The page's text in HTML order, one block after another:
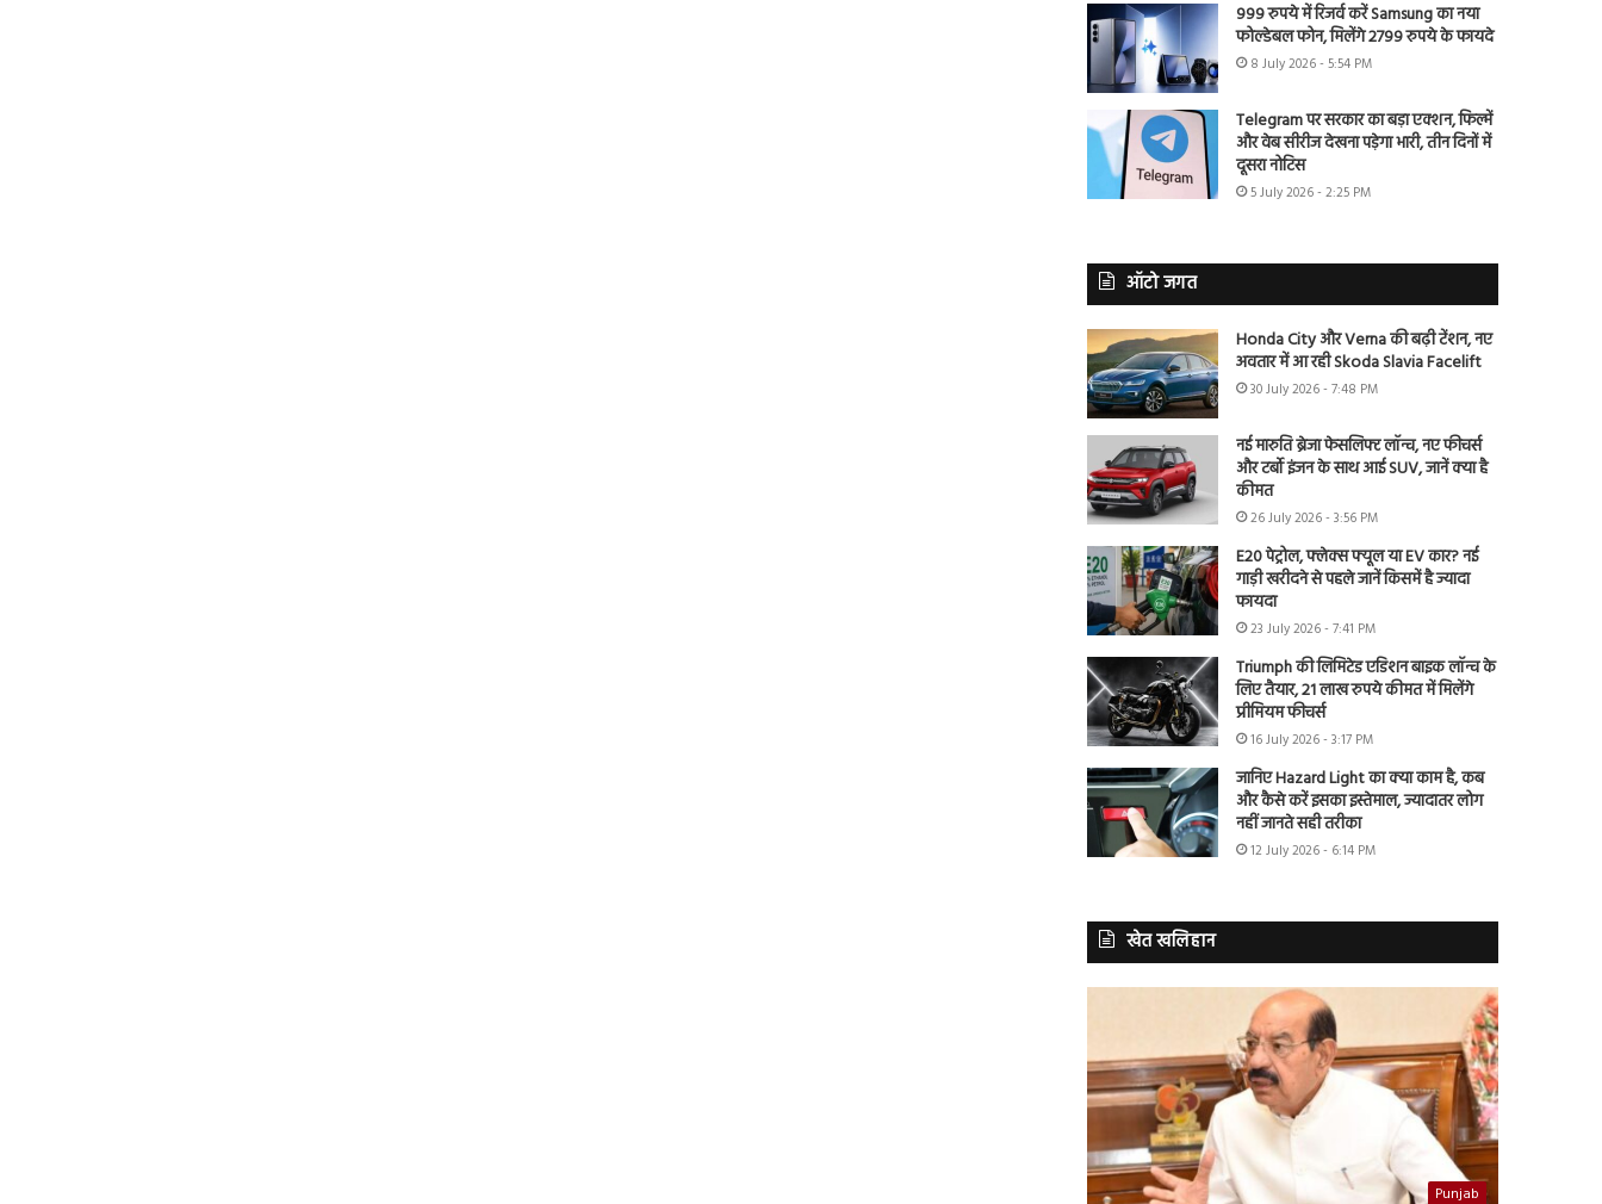
999 रुपये में रिजर्व करें Samsung का नया
फोल्डेबल फोन, मिलेंगे 2799 रुपये के फायदे
8 July 2026 - 5:54 PM
Telegram पर सरकार का बड़ा एक्शन, फिल्में
और वेब सीरीज देखना पड़ेगा भारी, तीन दिनों में
दूसरा नोटिस
5 July 2026 - 2:25 PM
ऑटो जगत
Honda City और Verna की बढ़ी टेंशन, नए
अवतार में आ रही Skoda Slavia Facelift
30 July 2026 - 7:48 PM
नई मारुति ब्रेजा फेसलिफ्ट लॉन्च, नए फीचर्स
और टर्बो इंजन के साथ आई SUV, जानें क्या है
कीमत
26 July 2026 - 3:56 PM
E20 पेट्रोल, फ्लेक्स फ्यूल या EV कार? नई
गाड़ी खरीदने से पहले जानें किसमें है ज्यादा
फायदा
23 July 2026 - 7:41 PM
Triumph की लिमिटेड एडिशन बाइक लॉन्च के
लिए तैयार, 21 लाख रुपये कीमत में मिलेंगे
प्रीमियम फीचर्स
16 July 2026 - 3:17 PM
जानिए Hazard Light का क्या काम है, कब
और कैसे करें इसका इस्तेमाल, ज्यादातर लोग
नहीं जानते सही तरीका
12 July 2026 - 6:14 PM
खेत खलिहान
Punjab